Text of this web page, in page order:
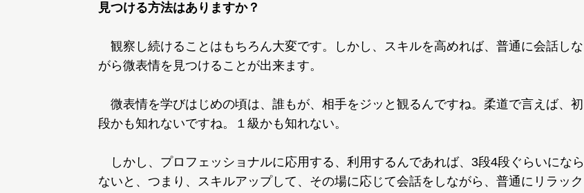
見つける方法はありますか？
観察し続けることはもちろん大変です。しかし、スキルを高めれば、普通に会話しな
がら微表情を見つけることが出来ます。
微表情を学びはじめの頃は、誰もが、相手をジッと観るんですね。柔道で言えば、初
段かも知れないですね。１級かも知れない。
しかし、プロフェッショナルに応用する、利用するんであれば、3段4段ぐらいになら
ないと、つまり、スキルアップして、その場に応じて会話をしながら、普通にリラック